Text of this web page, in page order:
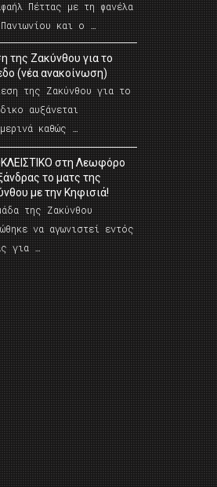
Πέττας με τη φανέλα
και ο …
της Ζακύνθου για το
(νέα ανακοίνωση)
της Ζακύνθου για το
αυξάνεται
καθώς …
στη Λεωφόρο
το ματς της
με την Κηφισιά!
της Ζακύνθου
να αγωνιστεί εντός
για …